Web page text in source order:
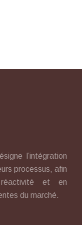
l’intégration
processus, afin
et en
du marché.